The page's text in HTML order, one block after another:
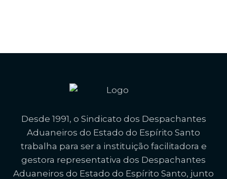
Desde 1991, o Sindicato dos Despachantes
Aduaneiros do Estado do Espírito Santo
trabalha para ser a instituição facilitadora e
gestora representativa dos Despachantes
Aduaneiros do Estado do Espírito Santo, junto